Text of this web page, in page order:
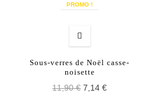
PROMO !
Sous-verres de Noël casse-
noisette
11,90 € 7,14 €